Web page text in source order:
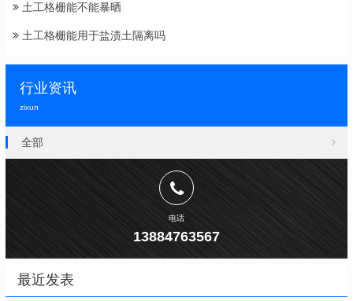
土工格栅能不能暴晒
土工格栅能用于盐渍土隔离吗
行业资讯
zixun
全部
电话
13884763567
最近发表